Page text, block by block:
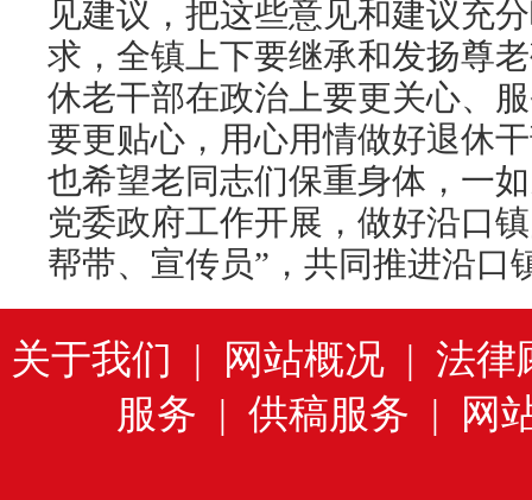
见建议，把这些意见和建议充
求，全镇上下要继承和发扬尊
休老干部在政治上要更关心、
要更贴心，用心用情做好退休
也希望老同志们保重身体，一
党委政府工作开展，做好沿口
帮带、宣传员”，共同推进沿口
关于我们 | 网站概况| 法律
服务 | 供稿服务 | 网